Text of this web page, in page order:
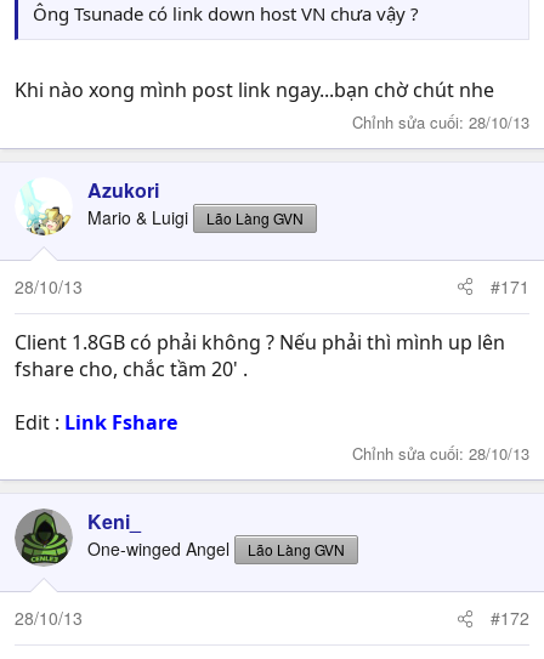
Ông Tsunade có link down host VN chưa vậy ?
Khi nào xong mình post link ngay...bạn chờ chút nhe
Chỉnh sửa cuối: 28/10/13
Azukori
Mario & Luigi Lão Làng GVN
28/10/13 #171
Client 1.8GB có phải không ? Nếu phải thì mình up lên
fshare cho, chắc tầm 20' .
Edit : Link Fshare
Chỉnh sửa cuối: 28/10/13
Keni_
One-winged Angel Lão Làng GVN
28/10/13 #172